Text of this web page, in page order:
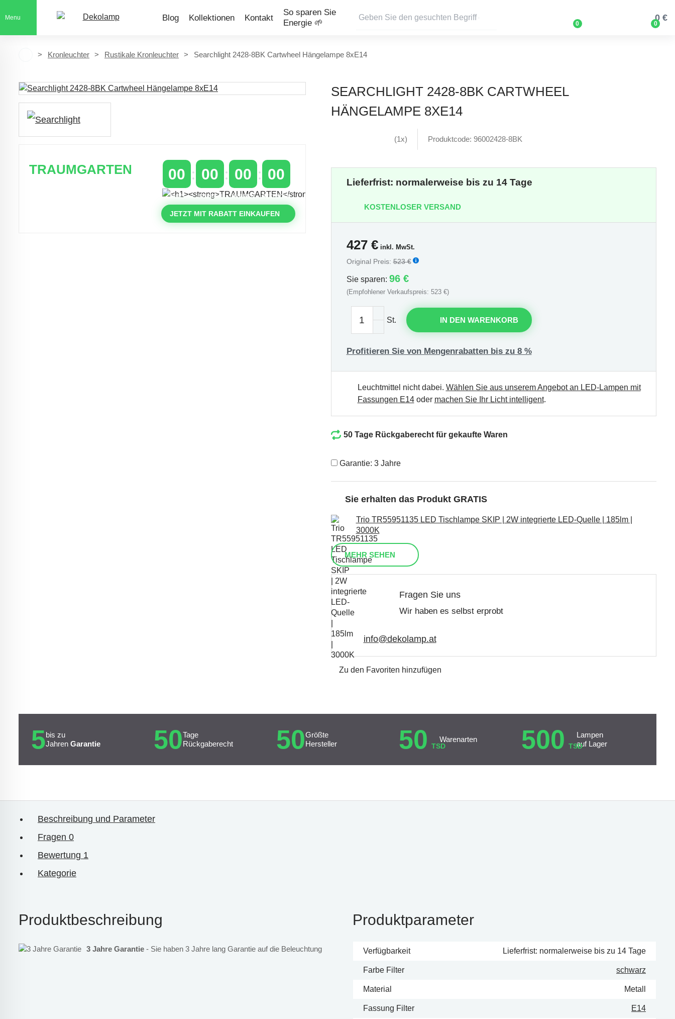
Menu Blog Kollektionen Kontakt
So sparen Sie
Energie 🌱
0 0
0 €
Kronleuchter Rustikale Kronleuchter Searchlight 2428-8BK Cartwheel Hängelampe 8xE14
SEARCHLIGHT 2428-8BK CARTWHEEL
HÄNGELAMPE 8XE14
TRAUMGARTEN 00
TAGE
00
STUNDEN
00
MINUTEN
00
SEKUNDEN
JETZT MIT RABATT EINKAUFEN
(1x) Produktcode: 96002428-8BK
Lieferfrist: normalerweise bis zu 14 Tage
KOSTENLOSER VERSAND
427€inkl. MwSt.
Original Preis:523 €
Sie sparen: 96 €
(Empfohlener Verkaufspreis: 523 €)
St. IN DEN WARENKORB
Profitieren Sie von Mengenrabatten bis zu 8 %
Leuchtmittel nicht dabei. Wählen Sie aus unserem Angebot an LED-Lampen mit
Fassungen E14oder machen Sie Ihr Licht intelligent.
50 Tage Rückgaberecht für gekaufte Waren
Garantie: 3 Jahre
Sie erhalten das Produkt GRATIS
Trio TR55951135 LED Tischlampe SKIP | 2W integrierte LED-Quelle | 185lm |
3000K
MEHR SEHEN
Fragen Sie uns
Wir haben es selbst erprobt
info@dekolamp.at
Zu den Favoriten hinzufügen
5bis zu
Jahren Garantie 50Tage
Rückgaberecht
50Größte
Hersteller
50 TSD
Warenarten 500 TSD
Lampen
auf Lager
Beschreibung und Parameter
Fragen 0
Bewertung 1
Kategorie
Produktbeschreibung
3 Jahre Garantie - Sie haben 3 Jahre lang Garantie auf die Beleuchtung
Produktparameter
Verfügbarkeit Lieferfrist: normalerweise bis zu 14 Tage
Farbe Filter schwarz
Material Metall
Fassung Filter E14